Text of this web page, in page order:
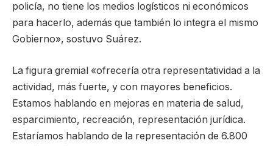
policía, no tiene los medios logísticos ni económicos
para hacerlo, además que también lo integra el mismo
Gobierno», sostuvo Suárez.
La figura gremial «ofrecería otra representatividad a la
actividad, más fuerte, y con mayores beneficios.
Estamos hablando en mejoras en materia de salud,
esparcimiento, recreación, representación jurídica.
Estaríamos hablando de la representación de 6.800